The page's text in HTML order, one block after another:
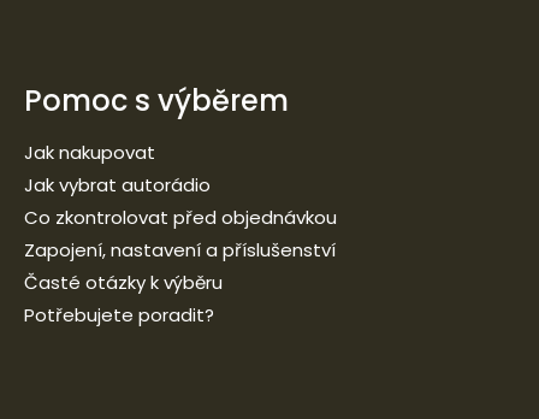
Pomoc s výběrem
Jak nakupovat
Jak vybrat autorádio
Co zkontrolovat před objednávkou
Zapojení, nastavení a příslušenství
Časté otázky k výběru
Potřebujete poradit?